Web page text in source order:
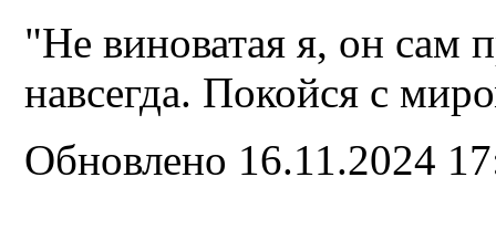
"Не виноватая я, он сам
навсегда. Покойся с
Обновлено 16.11.2024